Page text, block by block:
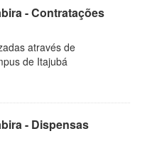
- Contratações
através de
de Itajubá
- Dispensas